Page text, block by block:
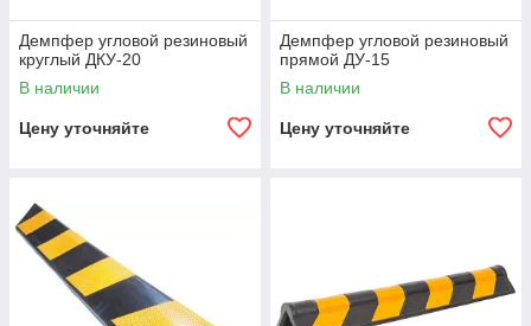
Демпфер угловой резиновый
круглый ДКУ-20
В наличии
Цену уточняйте
Демпфер угловой резиновый
прямой ДУ-15
В наличии
Цену уточняйте